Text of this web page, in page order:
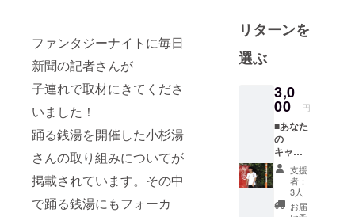
ファンタジーナイトに毎日
新聞の記者さんが
子連れで取材にきてくださ
いました！
踊る銭湯を開催した小杉湯
さんの取り組みについてが
掲載されています。その中
で踊る銭湯にもフォーカ
勝、２度全
国大会出場
を経験。
2013年桜美
林大学総合
文化学群演
劇学科ダン
ス選考卒
業。
大学卒業
後、2013年
リターンを
選ぶ
3,0
00 円
■あなた
の
キャッ
チコ
ピーつ
くりま
す ・あ
支援
者：
3人
お届